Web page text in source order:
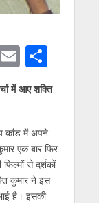
E
m
ai
l
S
h
ar
e
में आए शक्ति
कांड में अपने
एक बार फिर
से दर्शकों
कुमार ने इस
है। इसकी